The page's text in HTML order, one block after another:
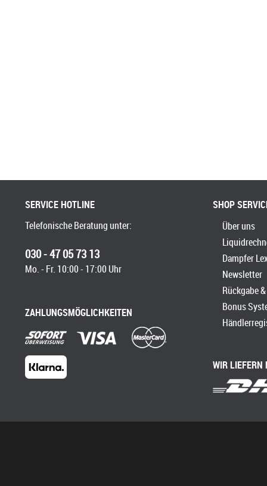
SERVICE HOTLINE
Telefonische Beratung unter:
030 - 47 05 73 13
Mo. - Fr. 10:00 - 17:00 Uhr
ZAHLUNGSMÖGLICHKEITEN
SHOP
Über uns
Dampfer
Newsletter
Rückgabe
Bonus
WIR LIEFERN